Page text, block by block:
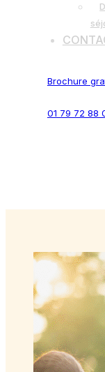
Brochure
01 79 72 88